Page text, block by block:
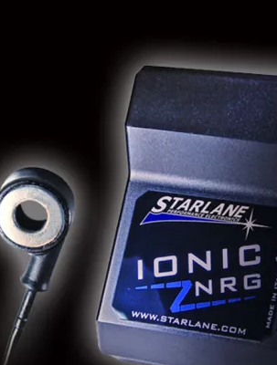
➤ Deutsche Anleitung